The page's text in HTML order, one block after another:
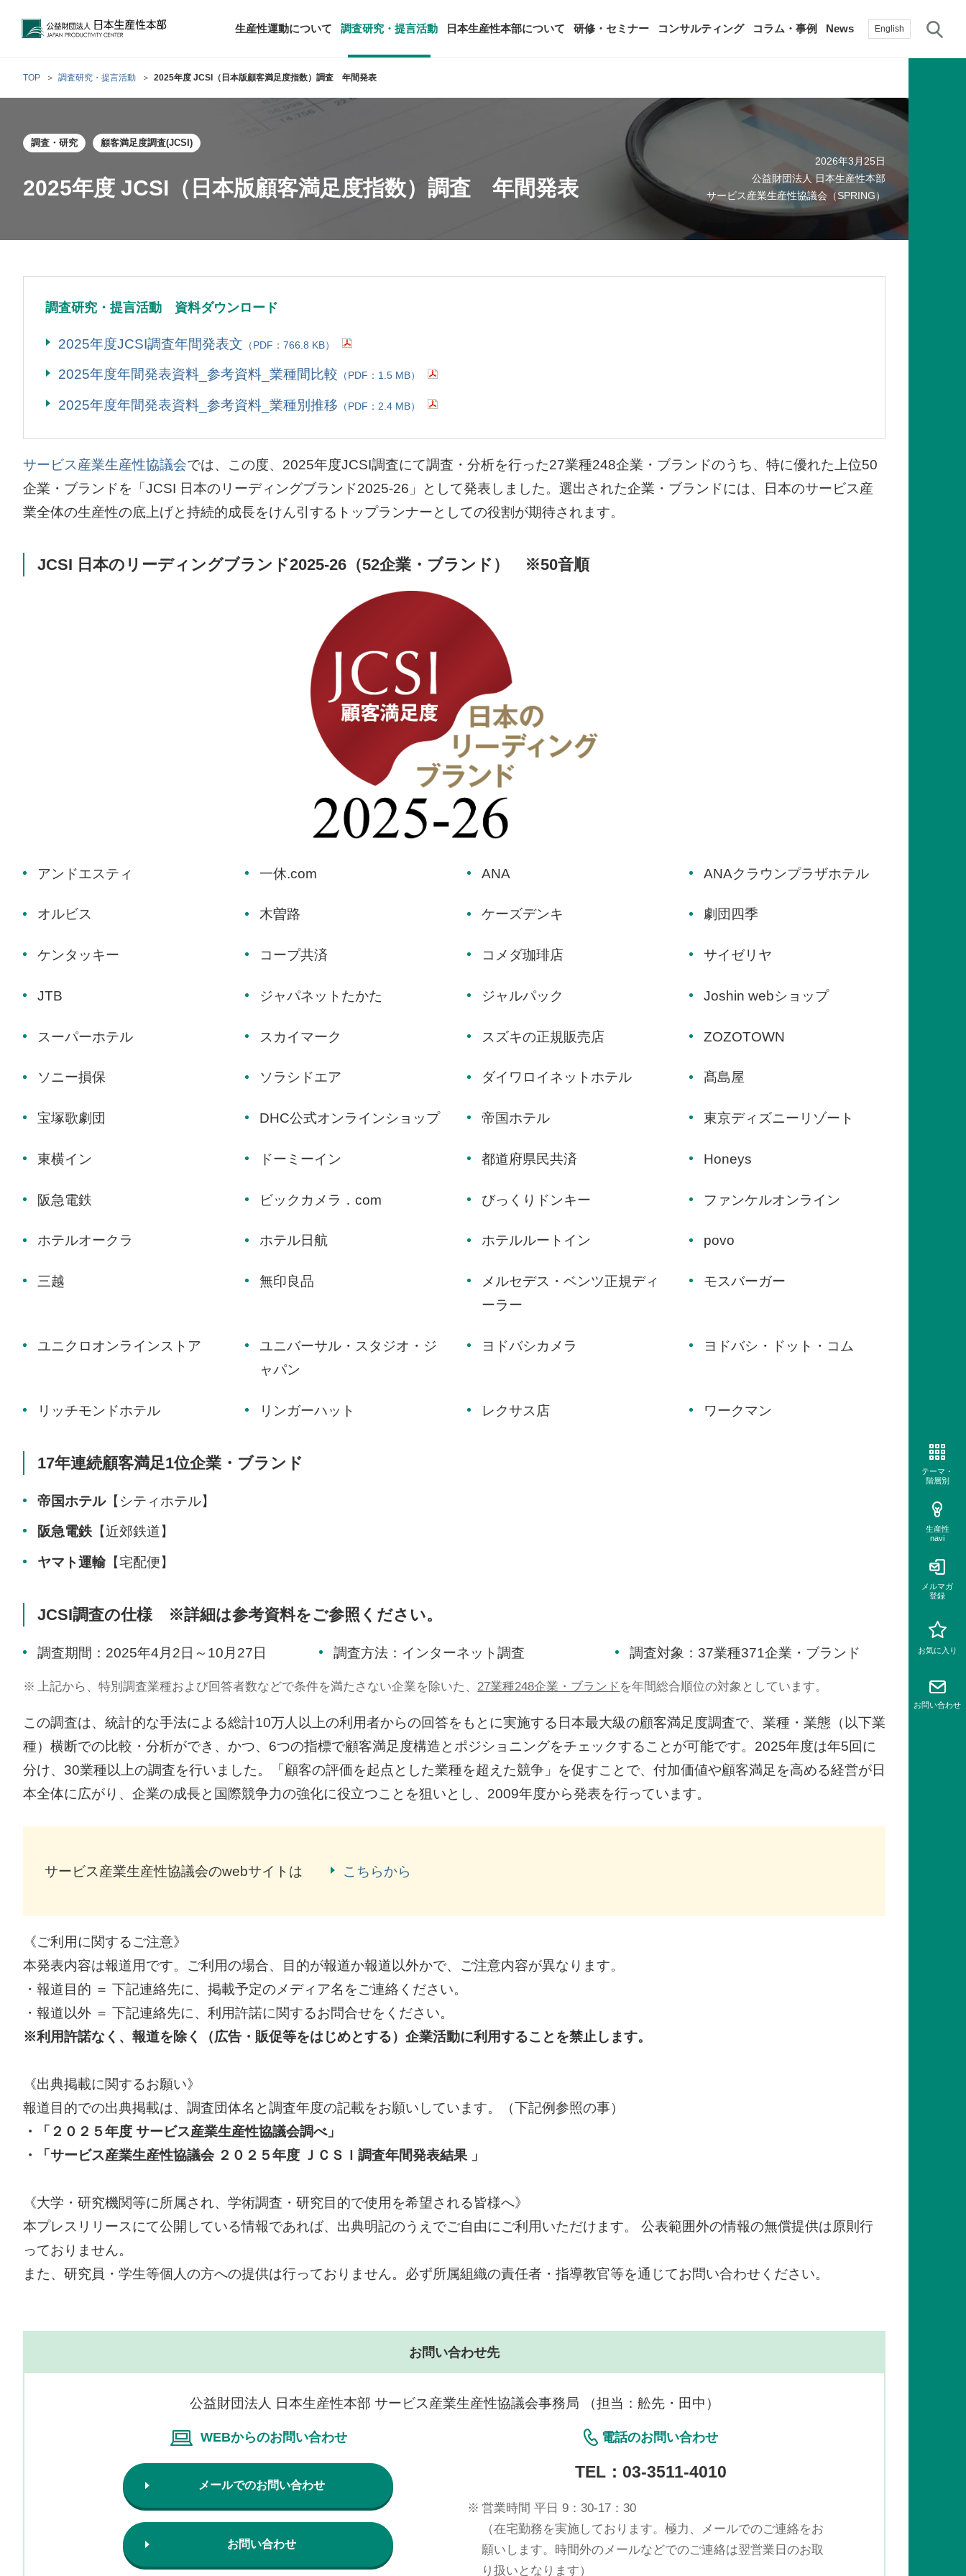
公益財団法人日本生産性本部 English
生産性運動について
調査研究・提言活動 日本生産性本部について 研修・セミナー コンサルティング コラム・事例 News
生産性運動
トップメッセージ
生産性運動とは 国際連携・国際交流活動
過去の活動実績
綱領・宣言集
生産性白書
生産性に関する研究 レジャー白書
雇用・賃金に関する調査研究・提言
自治体に関する調査研究・提言
その他の調査研究・提言
日本生産性本部
定款および業務・財務に関する資料 アクセス
テーマ別研修
来月の研修・セミナー
オーダーメイド研修（企業内研修）
主な研修会場地図
お客さまの声
経営コンサルタント候補について
TOP 調査研究・提言活動 2025年度 JCSI（日本版顧客満足度指数）調査 年間発表
調査・研究 顧客満足度調査(JCSI)
2025年度 JCSI（日本版顧客満足度指数）調査 年間発表
2026年3月25日
公益財団法人 日本生産性本部
サービス産業生産性協議会（SPRING）
調査研究・提言活動 資料ダウンロード
2025年度JCSI調査年間発表文 （PDF：766.8 KB）
2025年度年間発表資料_参考資料_業種間比較 （PDF：1.5 MB）
2025年度年間発表資料_参考資料_業種別推移 （PDF：2.4 MB）
サービス産業生産性協議会では、この度、2025年度JCSI調査にて調査・分析を行った27業種248企業・ブランドのうち、特に優れた上位50
企業・ブランドを「JCSI 日本のリーディングブランド2025-26 」として発表しました。選出された企業・ブランドには、日本のサービス産
業全体の生産性の底上げと持続的成長をけん引するトップランナーとしての役割が期待されます。
JCSI 日本のリーディングブランド2025-26（52企業・ブランド） ※50音順
アンドエスティ 一休.com ANA ANAクラウンプラザホテル
オルビス 木曽路 ケーズデンキ 劇団四季
ケンタッキー コープ共済 コメダ珈琲店 サイゼリヤ
JTB ジャパネットたかた ジャルパック Joshin webショップ
スーパーホテル スカイマーク スズキの正規販売店 ZOZOTOWN
ソニー損保 ソラシドエア ダイワロイネットホテル 髙島屋
宝塚歌劇団 DHC公式オンラインショップ 帝国ホテル 東京ディズニーリゾート
東横イン ドーミーイン 都道府県民共済 Honeys
阪急電鉄 ビックカメラ．com びっくりドンキー ファンケルオンライン
ホテルオークラ ホテル日航 ホテルルートイン povo
三越 無印良品
メルセデス・ベンツ正規ディ
ーラー
モスバーガー
ユニクロオンラインストア
ユニバーサル・スタジオ・ジ
ャパン
ヨドバシカメラ ヨドバシ・ドット・コム
リッチモンドホテル リンガーハット レクサス店 ワークマン
17年連続顧客満足1位企業・ブランド
帝国ホテル【シティホテル】
阪急電鉄 【近郊鉄道】
ヤマト運輸【宅配便】
JCSI調査の仕様 ※詳細は参考資料をご参照ください。
調査期間：2025年4月2日～10月27日 調査方法：インターネット調査 調査対象：37業種371企業・ブランド
※ 上記から、特別調査業種および回答者数などで条件を満たさない企業を除いた、 27業種248企業・ブランド を年間総合順位の対象としています。
この調査は、統計的な手法による総計10万人以上の利用者からの回答をもとに実施する日本最大級の顧客満足度調査で、業種・業態（以下業
種）横断での比較・分析ができ、かつ、6つの指標で顧客満足度構造とポジショニングをチェックすることが可能です。2025年度は年5回に
分け、30業種以上の調査を行いました。「顧客の評価を起点とした業種を超えた競争」を促すことで、付加価値や顧客満足を高める経営が日
本全体に広がり、企業の成長と国際競争力の強化に役立つことを狙いとし、2009年度から発表を行っています。
サービス産業生産性協議会のwebサイトは こちらから
《ご利用に関するご注意》
本発表内容は報道用です。ご利用の場合、目的が報道か報道以外かで、ご注意内容が異なります。
・報道目的 ＝ 下記連絡先に、掲載予定のメディア名をご連絡ください。
・報道以外 ＝ 下記連絡先に、利用許諾に関するお問合せをください。
※利用許諾なく、報道を除く（広告・販促等をはじめとする）企業活動に利用することを禁止します。
《出典掲載に関するお願い》
報道目的での出典掲載は、調査団体名と調査年度の記載をお願いしています。（下記例参照の事）
・「２０２５年度 サービス産業生産性協議会調べ」
・「サービス産業生産性協議会 ２０２５年度 ＪＣＳＩ調査年間発表結果 」
《大学・研究機関等に所属され、学術調査・研究目的で使用を希望される皆様へ》
本プレスリリースにて公開している情報であれば、出典明記のうえでご自由にご利用いただけます。 公表範囲外の情報の無償提供は原則行
っておりません。
また、研究員・学生等個人の方への提供は行っておりません。必ず所属組織の責任者・指導教官等を通じてお問い合わせください。
お問い合わせ先
公益財団法人 日本生産性本部 サービス産業生産性協議会事務局 （担当：舩先・田中）
WEBからのお問い合わせ
メールでのお問い合わせ
お問い合わせ
電話のお問い合わせ
TEL： 03-3511-4010
※ 営業時間 平日 9：30-17：30
（在宅勤務を実施しております。極力、メールでのご連絡をお
願いします。時間外のメールなどでのご連絡は翌営業日のお取
り扱いとなります）
テーマ・
階層別
生産性
navi
メルマガ
登録
お気に入り
お問い合わせ